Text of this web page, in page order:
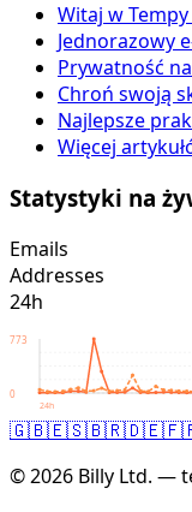
Witaj w
Jednorazowy
Prywatność
Chroń swoją
Najlepsze
Więcej
Statystyki na
Emails
Addresses
24h
773
0
24h
🇬🇧🇪🇸🇧🇷🇩🇪
© 2026 Billy Ltd. —